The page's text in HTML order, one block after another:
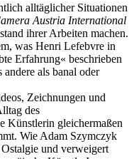
alltäglicher Situationen
Austria International
ihrer Arbeiten machen.
was Henri Lefebvre in
Erfahrung« beschrieben
als banal oder
Zeichnungen und
des
Künstlerin gleichermaßen
Wie Adam Szymczyk
und verweigert